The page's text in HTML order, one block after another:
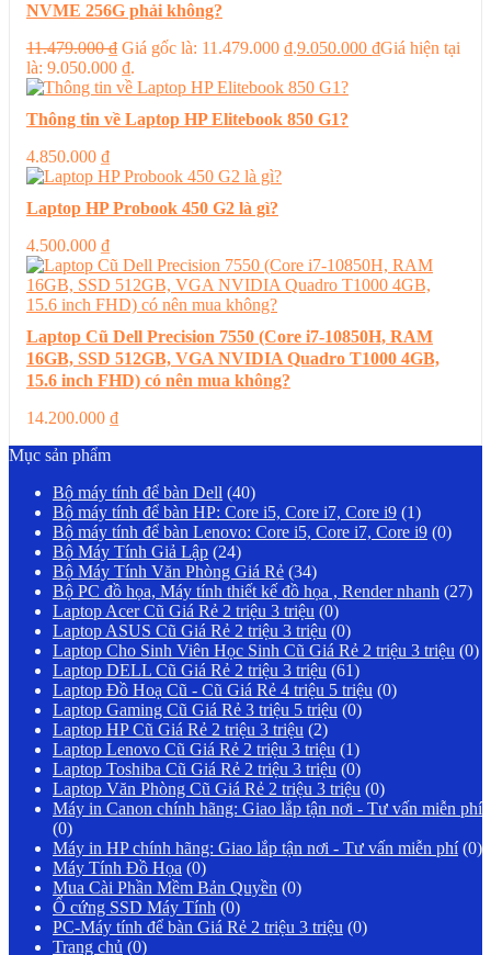
NVME 256G phải không?
11.479.000₫ Giá gốc là: 11.479.000 ₫.9.050.000 ₫Giá hiện tại
là: 9.050.000 ₫.
Thông tin về Laptop HP Elitebook 850 G1?
4.850.000 ₫
Laptop HP Probook 450 G2 là gì?
4.500.000 ₫
Laptop Cũ Dell Precision 7550 (Core i7-10850H, RAM
16GB, SSD 512GB, VGA NVIDIA Quadro T1000 4GB,
15.6 inch FHD) có nên mua không?
14.200.000 ₫
Mục sản phẩm
Bộ máy tính để bàn Dell (40)
Bộ máy tính để bàn HP: Core i5, Core i7, Core i9 (1)
Bộ máy tính để bàn Lenovo: Core i5, Core i7, Core i9 (0)
Bộ Máy Tính Giả Lập (24)
Bộ Máy Tính Văn Phòng Giá Rẻ (34)
Bộ PC đồ họa, Máy tính thiết kế đồ họa , Render nhanh (27)
Laptop Acer Cũ Giá Rẻ 2 triệu 3 triệu (0)
Laptop ASUS Cũ Giá Rẻ 2 triệu 3 triệu (0)
Laptop Cho Sinh Viên Học Sinh Cũ Giá Rẻ 2 triệu 3 triệu (0)
Laptop DELL Cũ Giá Rẻ 2 triệu 3 triệu (61)
Laptop Đồ Hoạ Cũ - Cũ Giá Rẻ 4 triệu 5 triệu (0)
Laptop Gaming Cũ Giá Rẻ 3 triệu 5 triệu (0)
Laptop HP Cũ Giá Rẻ 2 triệu 3 triệu (2)
Laptop Lenovo Cũ Giá Rẻ 2 triệu 3 triệu (1)
Laptop Toshiba Cũ Giá Rẻ 2 triệu 3 triệu (0)
Laptop Văn Phòng Cũ Giá Rẻ 2 triệu 3 triệu (0)
Máy in Canon chính hãng: Giao lắp tận nơi - Tư vấn miễn phí
(0)
Máy in HP chính hãng: Giao lắp tận nơi - Tư vấn miễn phí (0)
Máy Tính Đồ Họa (0)
Mua Cài Phần Mềm Bản Quyền (0)
Ổ cứng SSD Máy Tính (0)
PC-Máy tính để bàn Giá Rẻ 2 triệu 3 triệu (0)
Trang chủ (0)